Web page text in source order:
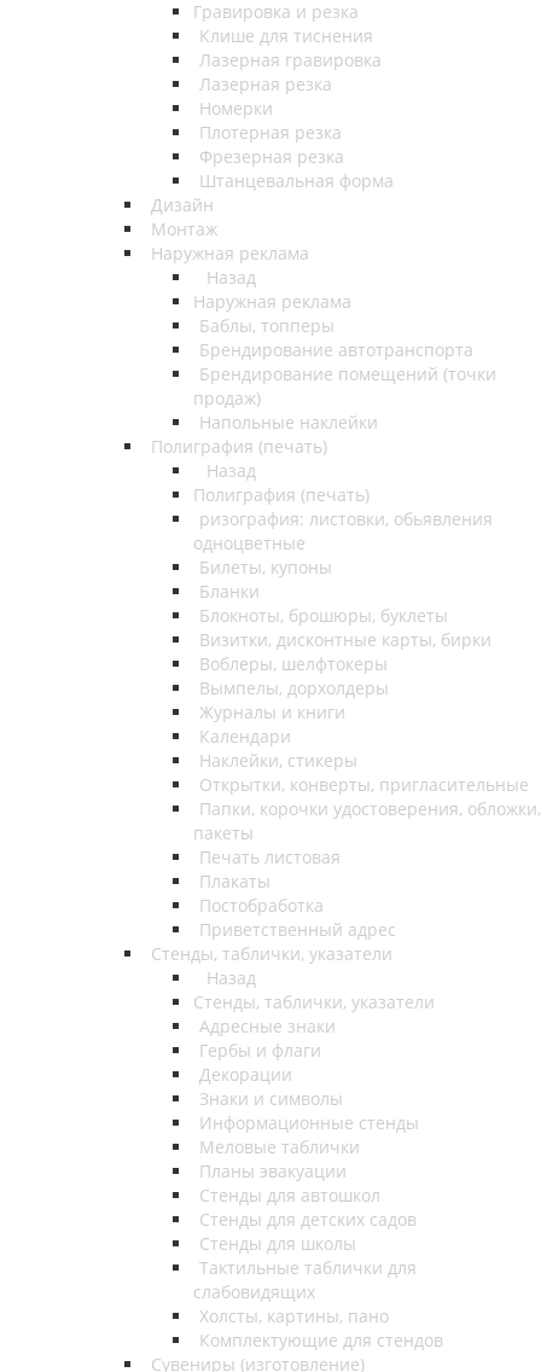
Гравировка и резка
Клише для тиснения
Лазерная гравировка
Лазерная резка
Номерки
Плотерная резка
Фрезерная резка
Штанцевальная форма
Дизайн
Монтаж
Наружная реклама
Назад
Наружная реклама
Баблы, топперы
Брендирование автотранспорта
Брендирование помещений (точки
продаж)
Напольные наклейки
Полиграфия (печать)
Назад
Полиграфия (печать)
ризография: листовки, обьявления
одноцветные
Билеты, купоны
Бланки
Блокноты, брошюры, буклеты
Визитки, дисконтные карты, бирки
Воблеры, шелфтокеры
Вымпелы, дорхолдеры
Журналы и книги
Календари
Наклейки, стикеры
Открытки, конверты, пригласительные
Папки, корочки удостоверения, обложки,
пакеты
Печать листовая
Плакаты
Постобработка
Приветственный адрес
Стенды, таблички, указатели
Назад
Стенды, таблички, указатели
Адресные знаки
Гербы и флаги
Декорации
Знаки и символы
Информационные стенды
Меловые таблички
Планы эвакуации
Стенды для автошкол
Стенды для детских садов
Стенды для школы
Тактильные таблички для
слабовидящих
Холсты, картины, пано
Комплектующие для стендов
Сувениры (изготовление)